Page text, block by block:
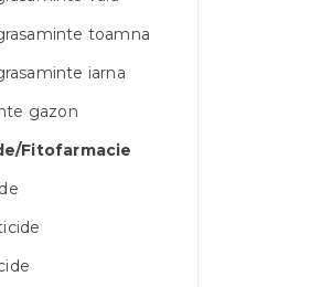
toamna
iarna
gazon
Fitofarmacie